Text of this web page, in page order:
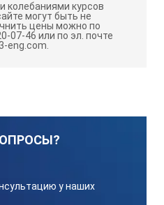
колебаниями курсов
могут быть не
цены можно по
07-46 или по эл. почте
eng.com.
у наших